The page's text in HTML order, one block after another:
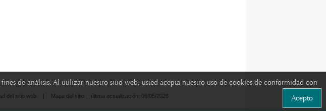
de análisis. Al utilizar nuestro sitio web, usted acepta nuestro uso de cookies de conformidad con
Acepto
del sitio web | Mapa del sitio última actualización: 06/05/2026